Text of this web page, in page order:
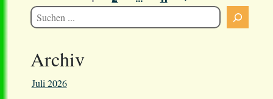
der
Beiträge
Archiv
Juli 2026